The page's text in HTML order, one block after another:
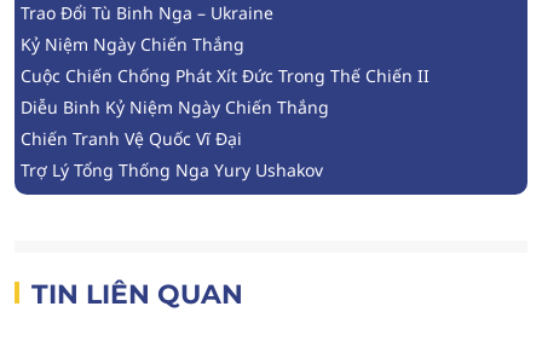
Trao Đổi Tù Binh Nga – Ukraine
Kỷ Niệm Ngày Chiến Thắng
Cuộc Chiến Chống Phát Xít Đức Trong Thế Chiến II
Diễu Binh Kỷ Niệm Ngày Chiến Thắng
Chiến Tranh Vệ Quốc Vĩ Đại
Trợ Lý Tổng Thống Nga Yury Ushakov
TIN LIÊN QUAN